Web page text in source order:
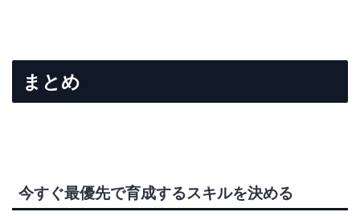
まとめ
今すぐ最優先で育成するスキルを決める